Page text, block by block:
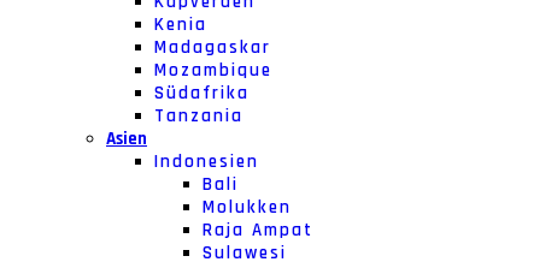
Kenia
Madagaskar
Mozambique
Südafrika
Tanzania
Asien
Indonesien
Bali
Molukken
Raja Ampat
Sulawesi